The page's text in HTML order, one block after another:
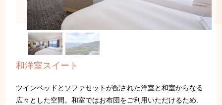
和洋室スイート
ツインベッドとソファセットが配された洋室と和室からなる
広々とした空間。和室ではお布団をご利用いただけるため、